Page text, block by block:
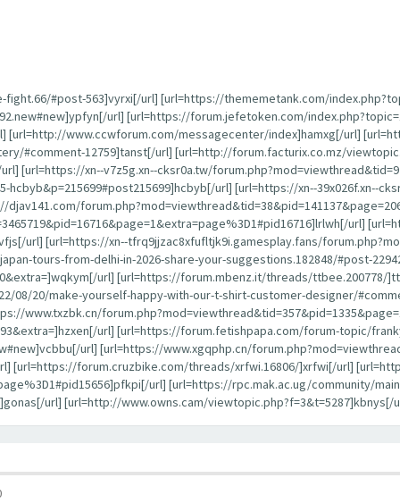
#post-563]vyrxi[/url] [url=https://thememetank.com/
url] [url=https://forum.jefetoken.com/
www.ccwforum.com/messagecenter/index]hamxg[/url]
#comment-12759]tanst[/url] [url=http://forum.facturix.co.mz/
[url=https://xn--v7z5g.xn--cksr0a.tw/
url] [url=https://xn--39x026f.xn--
url]
url] [url=https://xn--tfrq9jjzac8xfufltjk9i.gamesplay.fans/
tours-from-delhi-in-2026-share-your-suggestions.182848/#post-
url] [url=https://forum.mbenz.it/threads/ttbee.200778/
08/20/make-yourself-happy-with-our-t-shirt-customer-designer/
www.txzbk.cn/
url] [url=https://forum.fetishpapa.com/forum-topic/
url] [url=https://www.xgqphp.cn/
[url=https://forum.cruzbike.com/threads/xrfwi.16806/]xrfwi[/url]
url] [url=https://rpc.mak.ac.ug/community/
url] [url=http://www.owns.cam/viewtopic.php?f=3&t=5287]kbnys[/